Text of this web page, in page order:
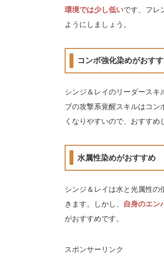
環境では少し低いです、フレ
ようにしましょう。
コンボ強化染めがおす
シンジ＆レイのリーダースキ
ブの攻撃系覚醒スキルはコン
くなりやすいので、おすすめ
水属性染めがおすすめ
シンジ＆レイは水と光属性の
きます。しかし、
自身のエン
がおすすめです。
スポンサーリンク